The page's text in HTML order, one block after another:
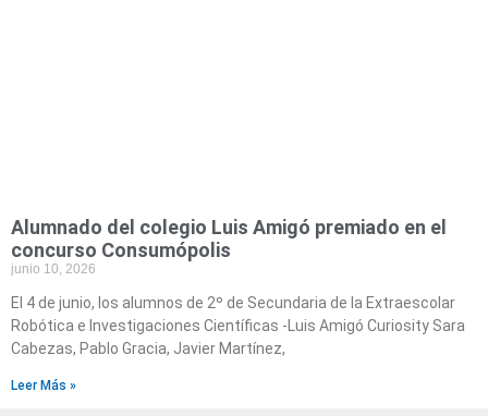
Alumnado del colegio Luis Amigó premiado en el
concurso Consumópolis
junio 10, 2026
El 4 de junio, los alumnos de 2º de Secundaria de la Extraescolar
Robótica e Investigaciones Científicas -Luis Amigó Curiosity Sara
Cabezas, Pablo Gracia, Javier Martínez,
Leer Más »